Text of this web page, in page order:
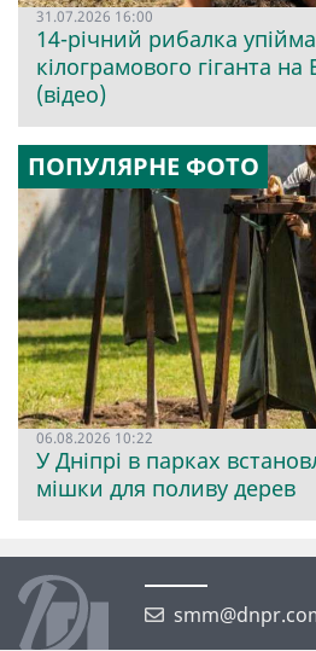
31.07.2026 16:00
14-річний рибалка
кілограмового гіганта
(відео)
ПОПУЛЯРНЕ ФОТО
06.08.2026 10:22
У Дніпрі в парках
мішки для поливу дерев